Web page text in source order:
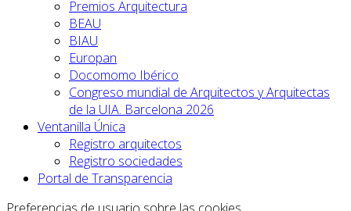
Premios Arquitectura
BEAU
BIAU
Europan
Docomomo Ibérico
Congreso mundial de Arquitectos y Arquitectas
de la UIA. Barcelona 2026
Ventanilla Única
Registro arquitectos
Registro sociedades
Portal de Transparencia